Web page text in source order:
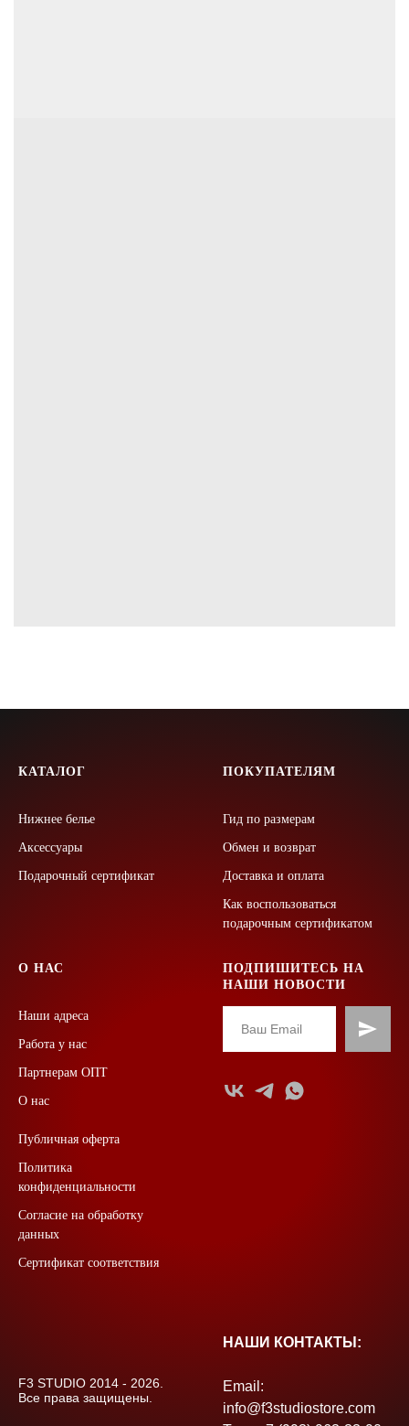
КАТАЛОГ
Нижнее белье
Аксессуары
Подарочный сертификат
ПОКУПАТЕЛЯМ
Гид по размерам
Обмен и возврат
Доставка и оплата
Как воспользоваться
подарочным сертификатом
О НАС
Наши адреса
Работа у нас
Партнерам ОПТ
О нас
Публичная оферта
Политика
конфиденциальности
Согласие на обработку
данных
Сертификат соответствия
ПОДПИШИТЕСЬ НА
НАШИ НОВОСТИ
F3 STUDIO 2014 - 2026.
Все права защищены.
НАШИ КОНТАКТЫ:
Email:
info@f3studiostore.com